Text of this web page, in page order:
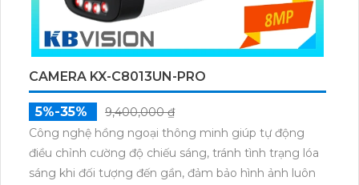
CAMERA KX-C8013UN-PRO
5%-35%
9,400,000 ₫
Công nghệ hồng ngoại thông minh giúp tự động
điều chỉnh cường độ chiếu sáng, tránh tình trạng lóa
sáng khi đối tượng đến gần, đảm bảo hình ảnh luôn